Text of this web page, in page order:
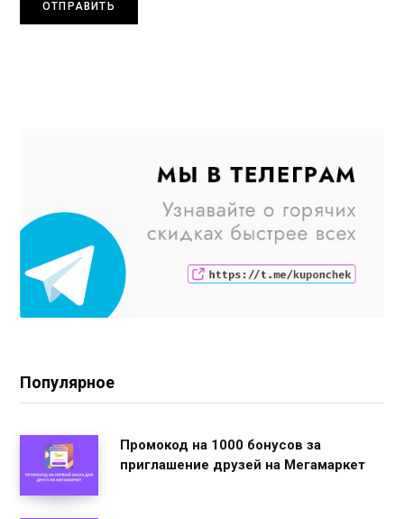
Популярное
Промокод на 1000 бонусов за
приглашение друзей на Мегамаркет